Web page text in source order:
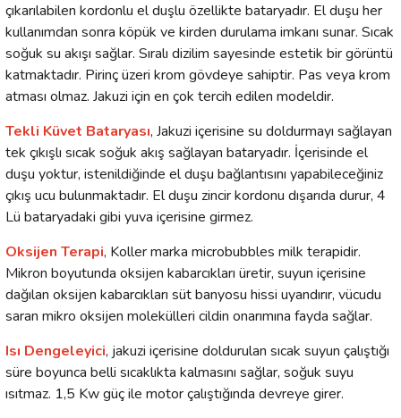
çıkarılabilen kordonlu el duşlu özellikte bataryadır. El duşu her
kullanımdan sonra köpük ve kirden durulama imkanı sunar. Sıcak
soğuk su akışı sağlar. Sıralı dizilim sayesinde estetik bir görüntü
katmaktadır. Pirinç üzeri krom gövdeye sahiptir. Pas veya krom
atması olmaz. Jakuzi için en çok tercih edilen modeldir.
Tekli Küvet Bataryası, Jakuzi içerisine su doldurmayı sağlayan
tek çıkışlı sıcak soğuk akış sağlayan bataryadır. İçerisinde el
duşu yoktur, istenildiğinde el duşu bağlantısını yapabileceğiniz
çıkış ucu bulunmaktadır. El duşu zincir kordonu dışarıda durur, 4
Lü bataryadaki gibi yuva içerisine girmez.
Oksijen Terapi, Koller marka microbubbles milk terapidir.
Mikron boyutunda oksijen kabarcıkları üretir, suyun içerisine
dağılan oksijen kabarcıkları süt banyosu hissi uyandırır, vücudu
saran mikro oksijen molekülleri cildin onarımına fayda sağlar.
Isı Dengeleyici, jakuzi içerisine doldurulan sıcak suyun çalıştığı
süre boyunca belli sıcaklıkta kalmasını sağlar, soğuk suyu
ısıtmaz. 1,5 Kw güç ile motor çalıştığında devreye girer.